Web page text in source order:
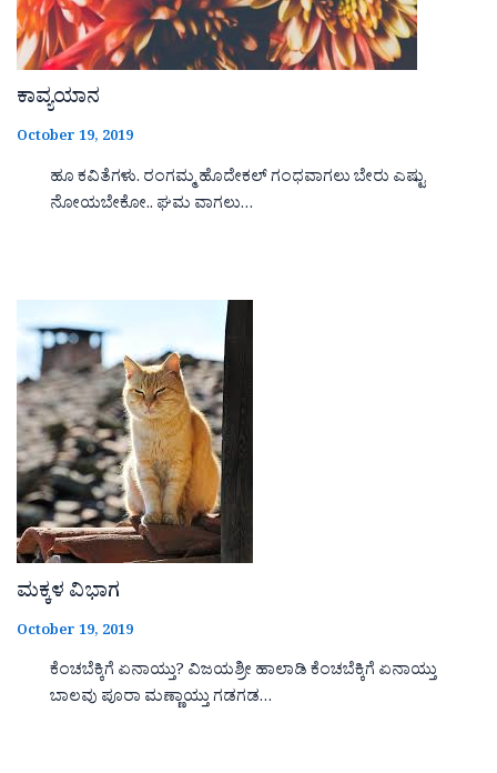
ಕಾವ್ಯಯಾನ
October 19, 2019
ಹೂ ಕವಿತೆಗಳು. ರಂಗಮ್ಮ ಹೊದೇಕಲ್ ಗಂಧವಾಗಲು ಬೇರು ಎಷ್ಟು
ನೋಯಬೇಕೋ.. ಘಮ ವಾಗಲು…
ಮಕ್ಕಳ ವಿಭಾಗ
October 19, 2019
ಕೆಂಚಬೆಕ್ಕಿಗೆ ಏನಾಯ್ತು? ವಿಜಯಶ್ರೀ ಹಾಲಾಡಿ ಕೆಂಚಬೆಕ್ಕಿಗೆ ಏನಾಯ್ತು
ಬಾಲವು ಪೂರಾ ಮಣ್ಣಾಯ್ತು ಗಡಗಡ…